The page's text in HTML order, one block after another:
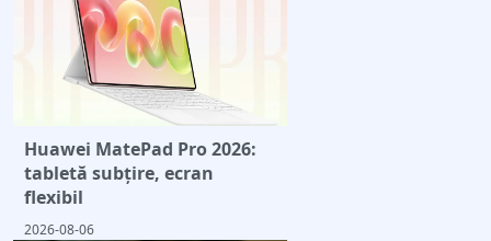
Huawei MatePad Pro 2026:
tabletă subțire, ecran
flexibil
2026-08-06